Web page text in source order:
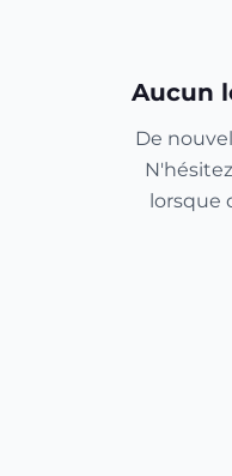
Aucun
De
lorsque